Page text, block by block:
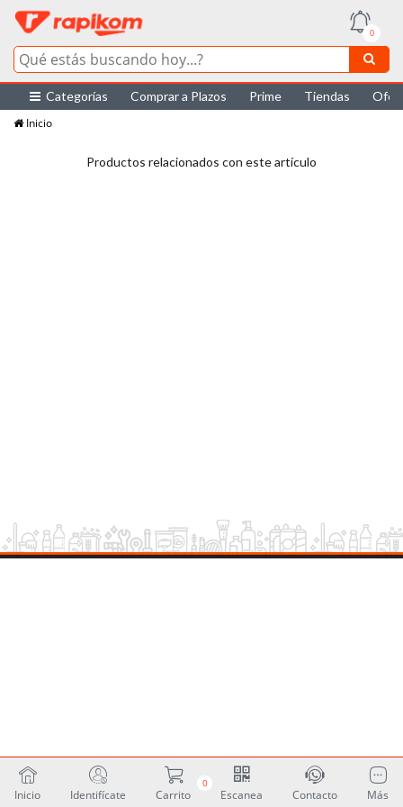
0
Categorías Comprar a Plazos Prime Tiendas
Inicio
Productos relacionados con este artículo
Inicio Identifícate
0
Carrito Escanea Contacto Más